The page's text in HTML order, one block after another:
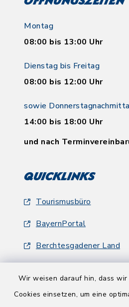
Wir weisen darauf hin, dass
Cookies einsetzen, um eine
Montag
08:00 bis 13:00 Uhr
Dienstag bis Freitag
08:00 bis 12:00 Uhr
sowie
14:00 bis 18:00 Uhr
und nach
Quicklinks
Tourismusbüro
BayernPortal
Berchtesgadener Land